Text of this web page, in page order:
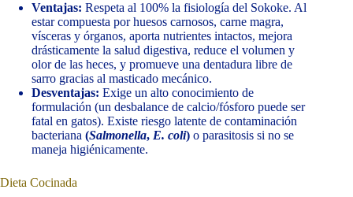
Ventajas: Respeta al 100% la fisiología del Sokoke. Al
estar compuesta por huesos carnosos, carne magra,
vísceras y órganos, aporta nutrientes intactos, mejora
drásticamente la salud digestiva, reduce el volumen y
olor de las heces, y promueve una dentadura libre de
sarro gracias al masticado mecánico.
Desventajas: Exige un alto conocimiento de
formulación (un desbalance de calcio/fósforo puede ser
fatal en gatos). Existe riesgo latente de contaminación
bacteriana (Salmonella, E. coli) o parasitosis si no se
maneja higiénicamente.
Dieta Cocinada